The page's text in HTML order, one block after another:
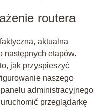
routera
aktualna
następnych etapów.
jak przyspieszyć
naszego
administracyjnego
przeglądarkę